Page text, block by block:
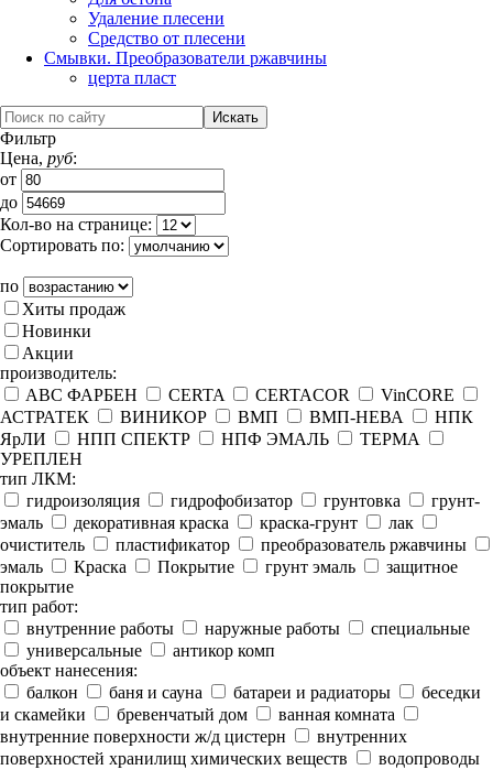
Удаление плесени
Средство от плесени
Смывки. Преобразователи ржавчины
церта пласт
Фильтр
Цена, руб:
от
до
Кол-во на странице:
Сортировать по:
по
Хиты продаж
Новинки
Акции
производитель:
ABC ФАРБЕН
CERTA CERTACOR
VinCORE
АСТРАТЕК
ВИНИКОР ВМП ВМП-НЕВА
НПК
ЯрЛИ
НПП СПЕКТР НПФ ЭМАЛЬ
ТЕРМА
УРЕПЛЕН
тип ЛКМ:
гидроизоляция
гидрофобизатор грунтовка
грунт-
эмаль
декоративная краска краска-грунт
лак
очиститель
пластификатор
преобразователь ржавчины
эмаль
Краска Покрытие грунт эмаль
защитное
покрытие
тип работ:
внутренние работы
наружные работы
специальные
универсальные
антикор комп
объект нанесения:
балкон
баня и сауна батареи и радиаторы
беседки
и скамейки
бревенчатый дом
ванная комната
внутренние поверхности ж/д цистерн
внутренних
поверхностей хранилищ химических веществ
водопроводы